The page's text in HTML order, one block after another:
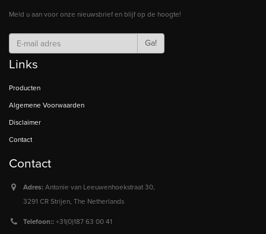
Meld u aan voor onze nieuwsbrief en blijf op de hoogte!
Ga!
Links
Producten
Algemene Voorwaarden
Disclaimer
Contact
Contact
Adres: Antonie van Leeuwenhoekstraat 30,
3291 CR Strijen, The Netherlands
Telefoon:: +31(0)187 63 00 41